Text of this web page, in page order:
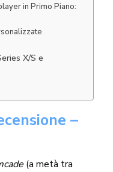
in Primo Piano:
X/S e
–
(a metà tra